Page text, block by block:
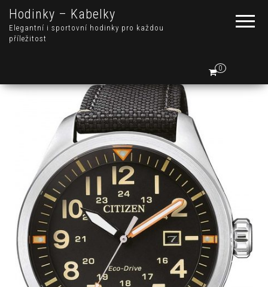
Hodinky – Kabelky
Elegantní i sportovní hodinky pro každou
příležitost
0